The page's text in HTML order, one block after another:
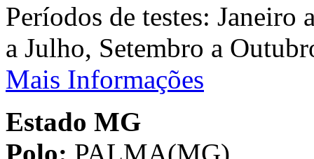
Períodos de testes:
a Julho, Setembro a
Mais Informações
Estado MG
Polo: PALMA(MG)